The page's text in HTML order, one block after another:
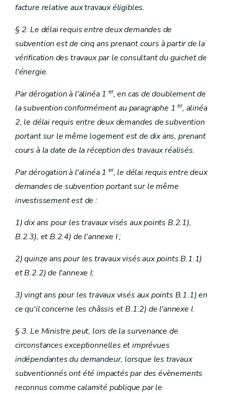
facture relative aux travaux éligibles.
§ 2. Le délai requis entre deux demandes de
subvention est de cinq ans prenant cours à partir de la
vérification des travaux par le consultant du guichet de
l'énergie.
Par dérogation à l'alinéa 1 er, en cas de doublement de
la subvention conformément au paragraphe 1er, alinéa
2, le délai requis entre deux demandes de subvention
portant sur le même logement est de dix ans, prenant
cours à la date de la réception des travaux réalisés.
Par dérogation à l'alinéa 1 er, le délai requis entre deux
demandes de subvention portant sur le même
investissement est de :
1) dix ans pour les travaux visés aux points B.2.1),
B.2.3), et B.2.4) de l'annexe I ;
2) quinze ans pour les travaux visés aux points B.1.1)
et B.2.2) de l'annexe I;
3) vingt ans pour les travaux visés aux points B.1.1) en
ce qu'il concerne les châssis et B.1.2) de l'annexe I.
§ 3. Le Ministre peut, lors de la survenance de
circonstances exceptionnelles et imprévues
indépendantes du demandeur, lorsque les travaux
subventionnés ont été impactés par des évènements
reconnus comme calamité publique par le